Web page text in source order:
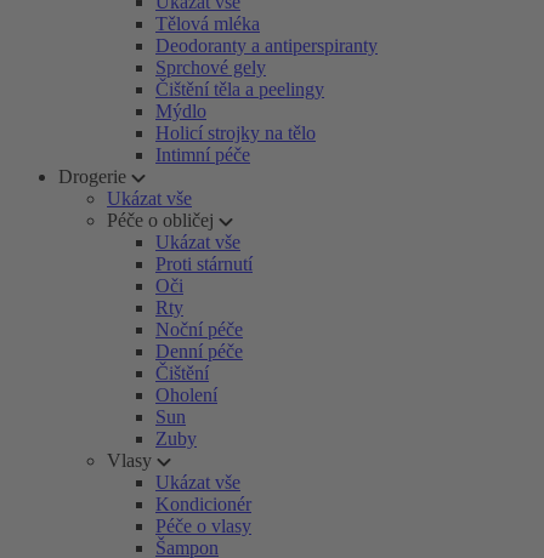
Tělová mléka
Deodoranty a antiperspiranty
Sprchové gely
Čištění těla a peelingy
Mýdlo
Holicí strojky na tělo
Intimní péče
Drogerie
Ukázat vše
Péče o obličej
Ukázat vše
Proti stárnutí
Oči
Rty
Noční péče
Denní péče
Čištění
Oholení
Sun
Zuby
Vlasy
Ukázat vše
Kondicionér
Péče o vlasy
Šampon